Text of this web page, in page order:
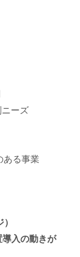
ーズ
ある事業
入の動きが